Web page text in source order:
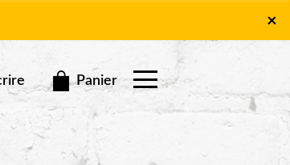
×
Panier
×